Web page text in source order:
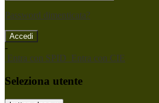
Password dimenticata?
-
Entra con SPID Entra con CIE
Seleziona utente